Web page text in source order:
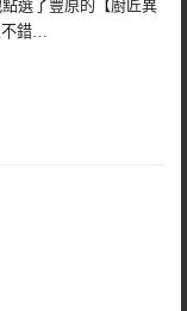
選了豐原的【廚匠異
錯…